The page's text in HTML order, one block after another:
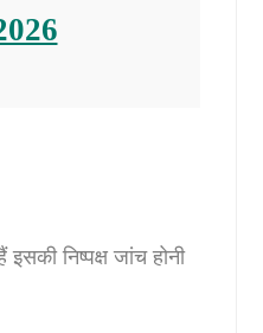
निष्पक्ष जांच होनी